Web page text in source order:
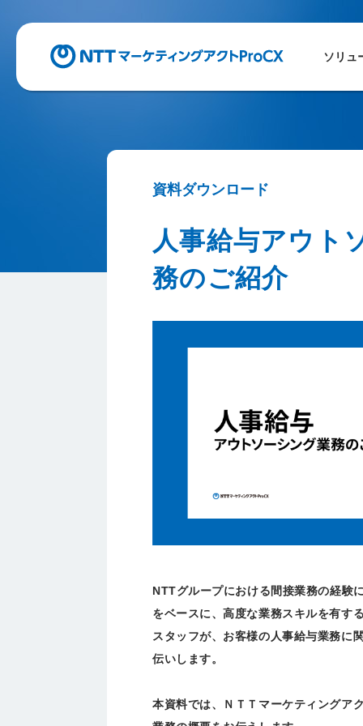
ソリュ
資料ダウンロード
人事給与アウト
務のご紹介
NTTグループにおける間接業務の経験
をベースに、高度な業務スキルを有す
スタッフが、お客様の人事給与業務に
伝いします。
本資料では、ＮＴＴマーケティングア